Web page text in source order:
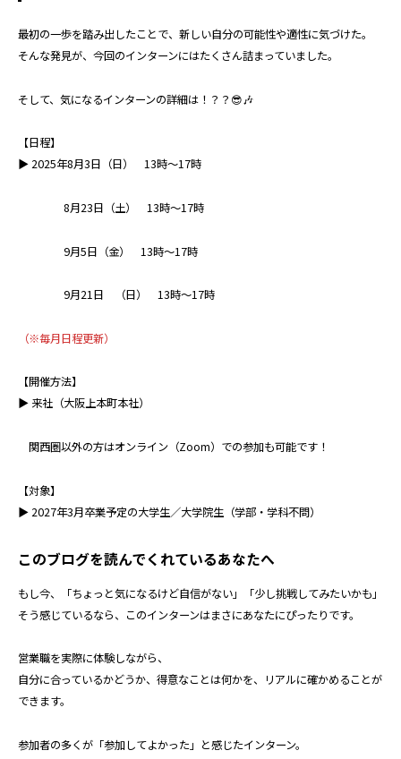
最初の一歩を踏み出したことで、新しい自分の可能性や適性に気づけた。
そんな発見が、今回のインターンにはたくさん詰まっていました。
そして、気になるインターンの詳細は！？？😎🎶
【日程】
▶ 2025年8月3日（日） 13時～17時
8月23日（土） 13時～17時
9月5日（金） 13時～17時
9月21日 （日） 13時～17時
（※毎月日程更新）
【開催方法】
▶ 来社（大阪上本町本社）
関西圏以外の方はオンライン（Zoom）での参加も可能です！
【対象】
▶ 2027年3月卒業予定の大学生／大学院生（学部・学科不問）
このブログを読んでくれているあなたへ
もし今、「ちょっと気になるけど自信がない」「少し挑戦してみたいかも」
そう感じているなら、このインターンはまさにあなたにぴったりです。
営業職を実際に体験しながら、
自分に合っているかどうか、得意なことは何かを、リアルに確かめることが
できます。
参加者の多くが「参加してよかった」と感じたインターン。